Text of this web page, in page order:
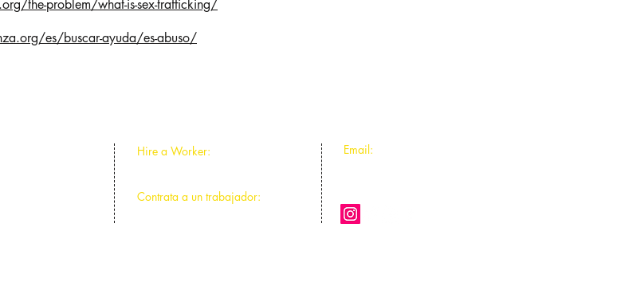
the-problem/what-is-sex-trafficking/
es/buscar-ayuda/es-abuso/
Hire a Worker:
Contrata a un trabajador:
Email: